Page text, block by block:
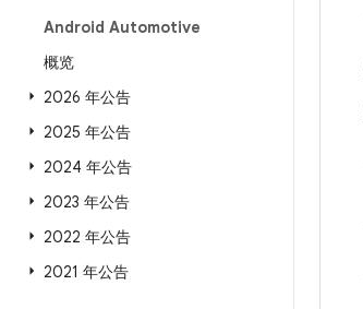
Android Automotive
概览
2026 年公告
2025 年公告
2024 年公告
2023 年公告
2022 年公告
2021 年公告